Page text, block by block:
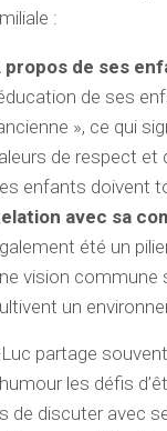
:
propos de ses
de ses
», ce qui
de respect et
enfants doivent
avec sa
été un
vision commune
un
partage
les défis
de discuter avec